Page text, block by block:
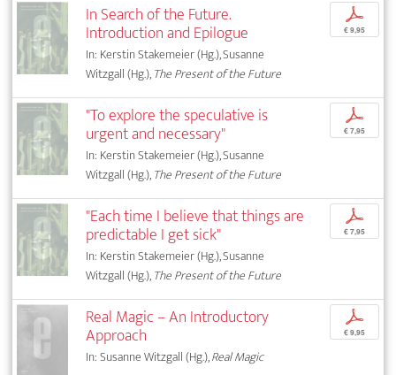
In Search of the Future.
Introduction and Epilogue
In: Kerstin Stakemeier (Hg.), Susanne
Witzgall (Hg.),The Present of the Future
p
€ 9,95
"To explore the speculative is
urgent and necessary"
In: Kerstin Stakemeier (Hg.), Susanne
Witzgall (Hg.),The Present of the Future
p
€ 7,95
"Each time I believe that things are
predictable I get sick"
In: Kerstin Stakemeier (Hg.), Susanne
Witzgall (Hg.),The Present of the Future
p
€ 7,95
Real Magic – An Introductory
Approach
In: Susanne Witzgall (Hg.),Real Magic
p
€ 9,95